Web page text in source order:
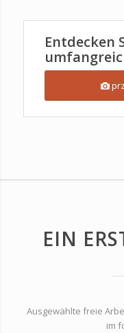
Entdecken
EIN
Ausgewählte freie
im